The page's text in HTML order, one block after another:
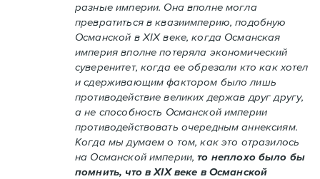
разные империи. Она вполне могла
превратиться в квазиимперию, подобную
Османской в XIX веке, когда Османская
империя вполне потеряла экономический
суверенитет, когда ее обрезали кто как хотел
и сдерживающим фактором было лишь
противодействие великих держав друг другу,
а не способность Османской империи
противодействовать очередным аннексиям.
Когда мы думаем о том, как это отразилось
на Османской империи,то неплохо было бы
помнить, что в XIX веке в Османской